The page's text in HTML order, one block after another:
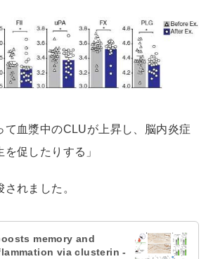
て血漿中のCLUが上昇し、脳内炎症
促したりする」
れました。
memory and
via clusterin -